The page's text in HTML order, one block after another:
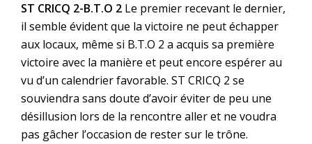
ST CRICQ 2-B.T.O 2 Le premier recevant le dernier,
il semble évident que la victoire ne peut échapper
aux locaux, même si B.T.O 2 a acquis sa première
victoire avec la manière et peut encore espérer au
vu d’un calendrier favorable. ST CRICQ 2 se
souviendra sans doute d’avoir éviter de peu une
désillusion lors de la rencontre aller et ne voudra
pas gâcher l’occasion de rester sur le trône.